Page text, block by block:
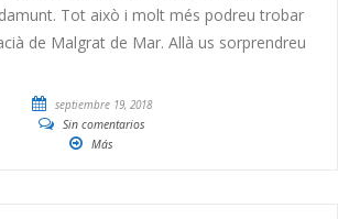
Tot això i molt més podreu trobar
de Malgrat de Mar. Allà us sorprendreu
septiembre 19, 2018
Sin comentarios
Más